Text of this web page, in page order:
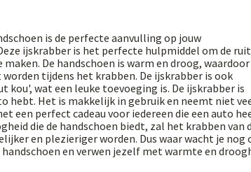
is de perfecte aanvulling op jouw
ijskrabber is het perfecte hulpmiddel om de
De handschoen is warm en droog, waardoor
tijdens het krabben. De ijskrabber is ook
kou', wat een leuke toevoeging is. De ijskrabber is
hebt. Het is makkelijk in gebruik en neemt niet
een perfect cadeau voor iedereen die een auto
die de handschoen biedt, zal het krabben van
en plezieriger worden. Dus waar wacht je nog
en verwen jezelf met warmte en